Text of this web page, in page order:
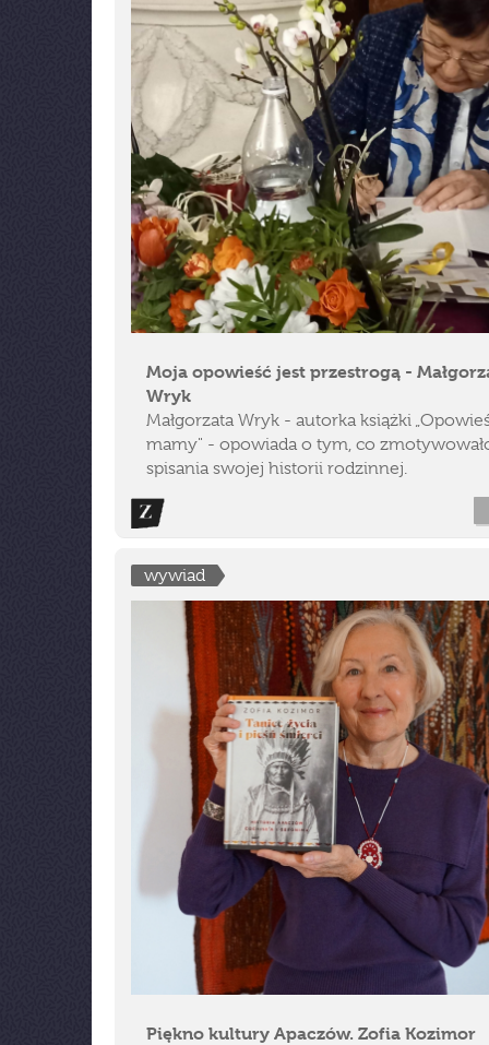
Moja opowieść jest przestrogą -
Wryk
Małgorzata Wryk - autorka książki
mamy" - opowiada o tym, co
spisania swojej historii rodzinnej.
wywiad
Piękno kultury Apaczów. Zofia Kozimor